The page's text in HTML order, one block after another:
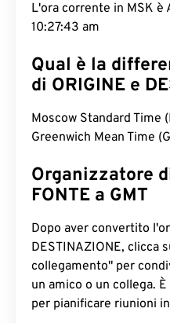
L'ora corrente in MSK è
10:27:44 am
Qual è la
di ORIGINE e
Moscow Standard Time
Greenwich Mean Time
Organizzatore
FONTE a GMT
Dopo aver convertito
DESTINAZIONE, clicca
collegamento" per
un amico o un collega.
per pianificare riunioni